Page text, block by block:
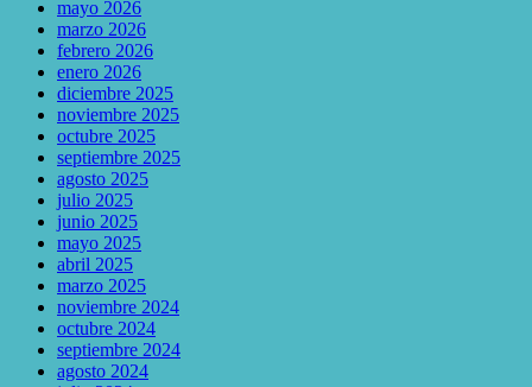
mayo 2026
marzo 2026
febrero 2026
enero 2026
diciembre 2025
noviembre 2025
octubre 2025
septiembre 2025
agosto 2025
julio 2025
junio 2025
mayo 2025
abril 2025
marzo 2025
noviembre 2024
octubre 2024
septiembre 2024
agosto 2024